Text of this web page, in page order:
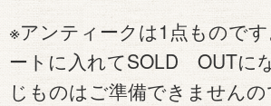
※アンティークは1点もので
ートに入れてSOLD OUTに
じものはご準備できません